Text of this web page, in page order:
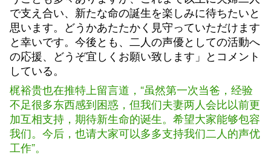
で支え合い、新たな命の誕生を楽しみに待ちたいと
思います。どうかあたたかく見守っていただけます
と幸いです。今後とも、二人の声優としての活動へ
の応援、どうぞ宜しくお願い致します」とコメント
している。
梶裕贵也在推特上留言道，“虽然第一次当爸，经验
不足很多东西感到困惑，但我们夫妻两人会比以前更
加互相支持，期待新生命的诞生。希望大家能够包容
我们。今后，也请大家可以多多支持我们二人的声优
工作”。